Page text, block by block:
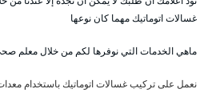
غسالات اتوماتيك مهما كان نوعها
ماهي الخدمات التي نوفرها لكم من خلال معلم
نعمل على تركيب غسالات اتوماتيك باستخدام